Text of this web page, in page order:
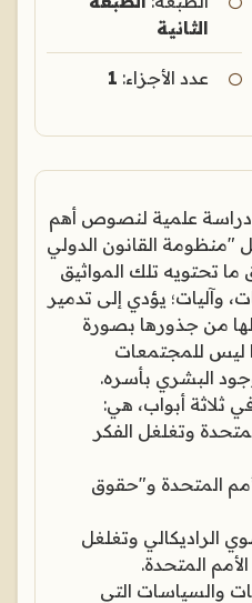
الثانية
عدد الأجزاء: 1
دراسة علمية لنصوص أهم
"منظومة القانون الدولي
تحتويه تلك المواثيق
وآليات؛ يؤدي إلى تدمير
من جذورها بصورة
ليس للمجتمعات
البشري بأسره.
ثلاثة أبواب، هي:
وتغلغل الفكر
المتحدة و"حقوق
الراديكالي وتغلغل
المتحدة.
والسياسات التي